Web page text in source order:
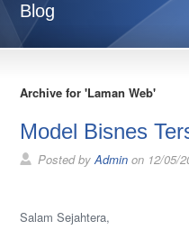
Blog
Archive for 'Laman Web'
Model Bisnes
Posted byAdmin on 12/05/
Salam Sejahtera,